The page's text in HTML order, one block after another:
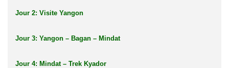
Jour 2: Visite Yangon
Jour 3: Yangon – Bagan – Mindat
Jour 4: Mindat – Trek Kyador